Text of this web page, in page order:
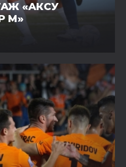
«АКСУ
М»